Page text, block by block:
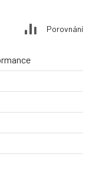
Porovnání